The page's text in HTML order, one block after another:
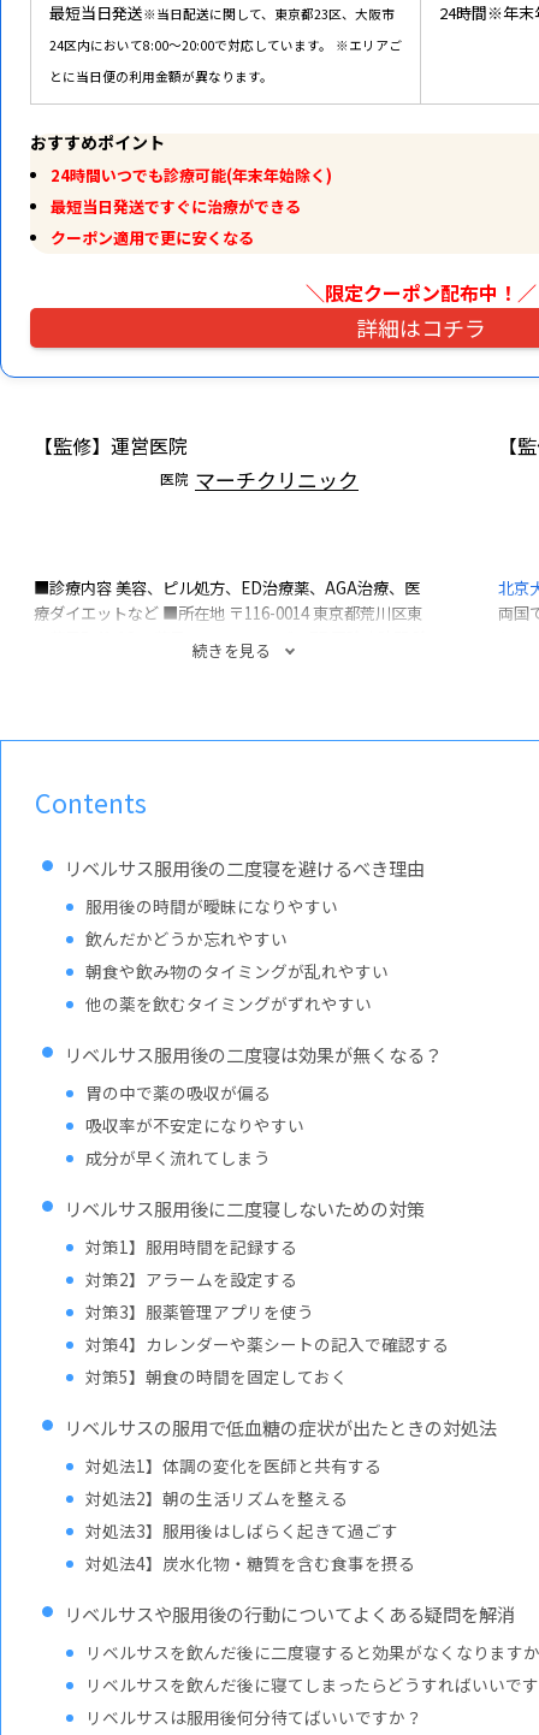
最短当日発送※当日配送に関して、東京都23区、大阪市
24区内において8:00～20:00で対応しています。
※エリアご
とに当日便の利用金額が異なります。
24時間※年末
おすすめポイント
24時間いつでも診療可能(年末年始除く)
最短当日発送ですぐに治療ができる
クーポン適用で更に安くなる
＼限定クーポン配布中！ ／
詳細はコチラ
【監修】運営医院
医院 マーチクリニック
■診療内容美容、ピル処方、ED治療薬、AGA治療、医
療ダイエットなど ■所在地 〒116-0014東京都荒川区東
療時間：10:00～19:00 （日祝休診）
続きを見る
【
北京
両国
Contents
リベルサス服用後の二度寝を避けるべき理由
服用後の時間が曖昧になりやすい
飲んだかどうか忘れやすい
朝食や飲み物のタイミングが乱れやすい
他の薬を飲むタイミングがずれやすい
リベルサス服用後の二度寝は効果が無くなる？
胃の中で薬の吸収が偏る
吸収率が不安定になりやすい
成分が早く流れてしまう
リベルサス服用後に二度寝しないための対策
対策1】服用時間を記録する
対策2】アラームを設定する
対策3】服薬管理アプリを使う
対策4】カレンダーや薬シートの記入で確認する
対策5】朝食の時間を固定しておく
リベルサスの服用で低血糖の症状が出たときの対処法
対処法1】体調の変化を医師と共有する
対処法2】朝の生活リズムを整える
対処法3】服用後はしばらく起きて過ごす
対処法4】炭水化物・糖質を含む食事を摂る
リベルサスや服用後の行動についてよくある疑問を解消
リベルサスを飲んだ後に二度寝すると効果がなくなります
リベルサスを飲んだ後に寝てしまったらどうすればいいで
リベルサスは服用後何分待てばいいですか？